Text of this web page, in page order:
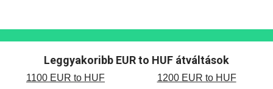
Leggyakoribb EUR to HUF átváltások
1100 EUR to HUF 1200 EUR to HUF